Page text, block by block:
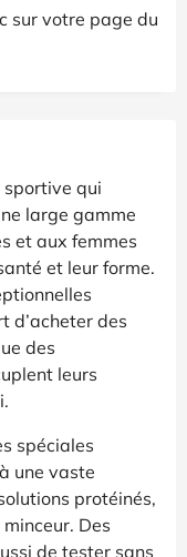
sur votre page du
sportive qui
large gamme
et aux femmes
et leur forme.
d’acheter des
des
leurs
spéciales
une vaste
protéinés,
Des
de tester sans